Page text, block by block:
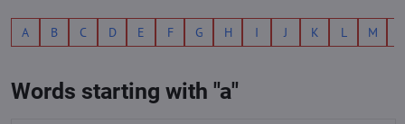
A B C D E F G H I J K L M
Words starting with "a"